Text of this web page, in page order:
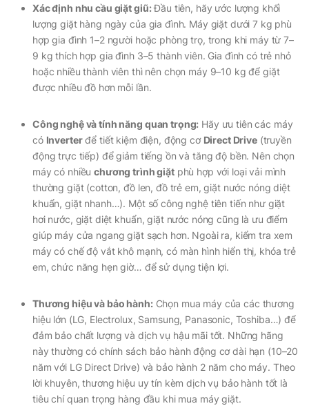
Xác định nhu cầu giặt giũ:Đầu tiên, hãy ước lượng khối
lượng giặt hàng ngày của gia đình. Máy giặt dưới 7 kg phù
hợp gia đình 1–2 người hoặc phòng trọ, trong khi máy từ 7–
9 kg thích hợp gia đình 3–5 thành viên. Gia đình có trẻ nhỏ
hoặc nhiều thành viên thì nên chọn máy 9–10 kg để giặt
được nhiều đồ hơn mỗi lần.
Công nghệ và tính năng quan trọng: Hãy ưu tiên các máy
có Inverterđể tiết kiệm điện, động cơ Direct Drive(truyền
động trực tiếp) để giảm tiếng ồn và tăng độ bền. Nên chọn
máy có nhiềuchương trình giặtphù hợp với loại vải mình
thường giặt (cotton, đồ len, đồ trẻ em, giặt nước nóng diệt
khuẩn, giặt nhanh…). Một số công nghệ tiên tiến như giặt
hơi nước, giặt diệt khuẩn, giặt nước nóng cũng là ưu điểm
giúp máy cửa ngang giặt sạch hơn. Ngoài ra, kiểm tra xem
máy có chế độ vắt khô mạnh, có màn hình hiển thị, khóa trẻ
em, chức năng hẹn giờ… để sử dụng tiện lợi.
Thương hiệu và bảo hành:Chọn mua máy của các thương
hiệu lớn (LG, Electrolux, Samsung, Panasonic, Toshiba…) để
đảm bảo chất lượng và dịch vụ hậu mãi tốt. Những hãng
này thường có chính sách bảo hành động cơ dài hạn (10–20
năm với LG Direct Drive) và bảo hành 2 năm cho máy. Theo
lời khuyên, thương hiệu uy tín kèm dịch vụ bảo hành tốt là
tiêu chí quan trọng hàng đầu khi mua máy giặt.